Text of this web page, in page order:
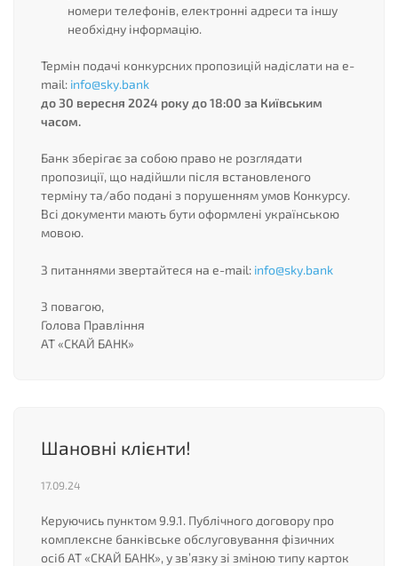
номери телефонів, електронні адреси та іншу
необхідну інформацію.
Термін подачі конкурсних пропозицій надіслати на e-
mail: info@sky.bank
до 30 вересня 2024 року до 18:00 за Київським
часом.
Банк зберігає за собою право не розглядати
пропозиції, що надійшли після встановленого
терміну та/або подані з порушенням умов Конкурсу.
Всі документи мають бути оформлені українською
мовою.
З питаннями звертайтеся на e-mail: info@sky.bank
З повагою,
Голова Правління
АТ «СКАЙ БАНК»
Шановні клієнти!
17.09.24
Керуючись пунктом 9.9.1. Публічного договору про
комплексне банківське обслуговування фізичних
осіб АТ «СКАЙ БАНК», у зв’язку зі зміною типу карток